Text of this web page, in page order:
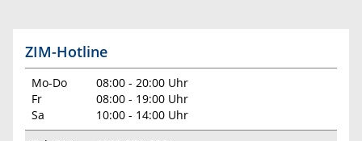
ZIM-Hotline
Mo-Do
Fr
Sa
08:00 - 20:00 Uhr
08:00 - 19:00 Uhr
10:00 - 14:00 Uhr